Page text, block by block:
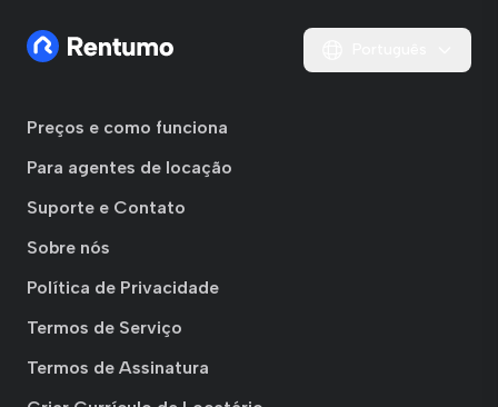
Preços e como funciona
Para agentes de locação
Suporte e Contato
Sobre nós
Política de Privacidade
Termos de Serviço
Termos de Assinatura